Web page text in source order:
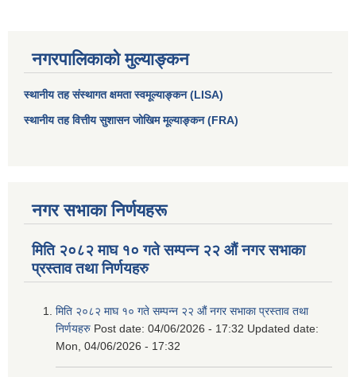
नगरपालिकाको मुल्याङ्कन
स्थानीय तह संस्थागत क्षमता स्वमूल्याङ्कन (LISA)
स्थानीय तह वित्तीय सुशासन जोखिम मूल्याङ्कन (FRA)
नगर सभाका निर्णयहरू
मिति २०८२ माघ १० गते सम्पन्न २२ औं नगर सभाका
प्रस्ताव तथा निर्णयहरु
मिति २०८२ माघ १० गते सम्पन्न २२ औं नगर सभाका प्रस्ताव तथा
निर्णयहरु Post date: 04/06/2026 - 17:32 Updated date:
Mon, 04/06/2026 - 17:32